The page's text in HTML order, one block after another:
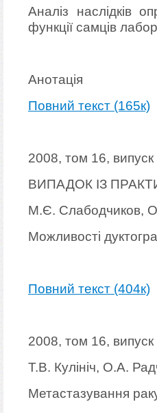
Аналіз наслідків
функції самців
Анотація
Повний текст (165к)
2008, том 16, випуск
ВИПАДОК ІЗ
М.Є. Слабодчиков,
Можливості
Повний текст (404к)
2008, том 16, випуск
Т.В. Кулініч, О.А.
Метастазування